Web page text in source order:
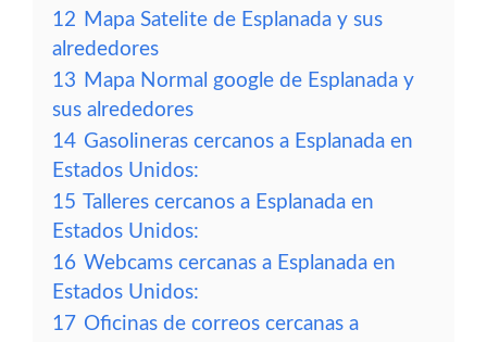
12 Mapa Satelite de Esplanada y sus
alrededores
13 Mapa Normal google de Esplanada y
sus alrededores
14 Gasolineras cercanos a Esplanada en
Estados Unidos:
15 Talleres cercanos a Esplanada en
Estados Unidos:
16 Webcams cercanas a Esplanada en
Estados Unidos:
17 Oficinas de correos cercanas a